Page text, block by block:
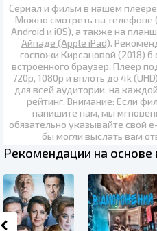
Сериал и фильм в нашем плеере
Можно смотреть на телефоне
Android и iOS), а также на
Айпаде (Apple iPad).
госпожи Кирсановой (2018) 6
встроенного браузер. Плеер
720p, 1080p и вплоть до 4k (UHD)
для всей аудитории, на
рейтинг. Внимание: Если
напишите нам, мы
обязательно указывайте свой
бы могли выслать вам
Рекомендации на основе